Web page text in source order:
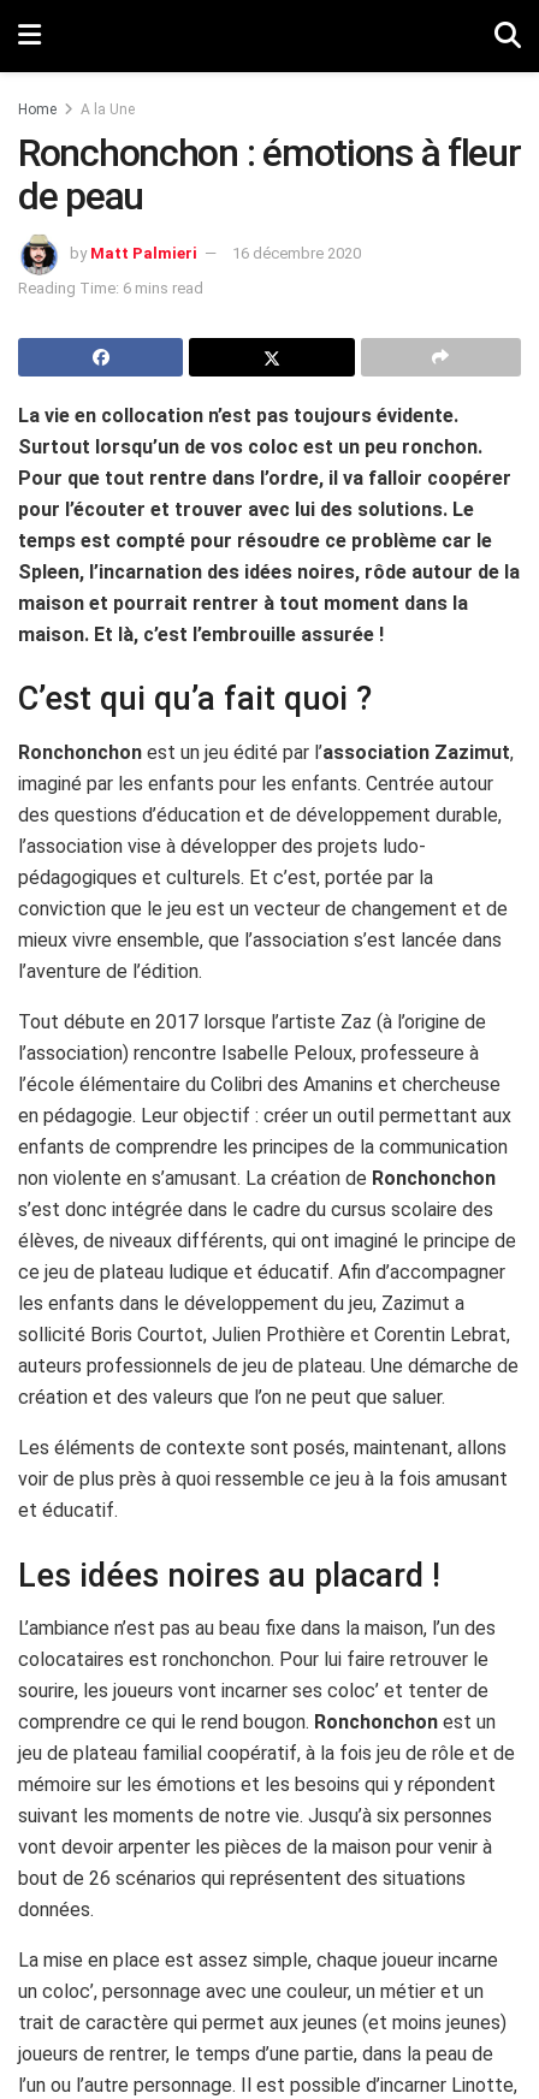
Home A la Une
Ronchonchon : émotions à fleur
de peau
by Matt Palmieri
16 décembre 2020
Reading Time: 6 mins read
La vie en collocation n’est pas toujours évidente.
Surtout lorsqu’un de vos coloc est un peu ronchon.
Pour que tout rentre dans l’ordre, il va falloir coopérer
pour l’écouter et trouver avec lui des solutions. Le
temps est compté pour résoudre ce problème car le
Spleen, l’incarnation des idées noires, rôde autour de la
maison et pourrait rentrer à tout moment dans la
maison. Et là, c’est l’embrouille assurée !
C’est qui qu’a fait quoi ?
Ronchonchon est un jeu édité par l’association Zazimut,
imaginé par les enfants pour les enfants. Centrée autour
des questions d’éducation et de développement durable,
l’association vise à développer des projets ludo-
pédagogiques et culturels. Et c’est, portée par la
conviction que le jeu est un vecteur de changement et de
mieux vivre ensemble, que l’association s’est lancée dans
l’aventure de l’édition.
Tout débute en 2017 lorsque l’artiste Zaz (à l’origine de
l’association) rencontre Isabelle Peloux, professeure à
l’école élémentaire du Colibri des Amanins et chercheuse
en pédagogie. Leur objectif : créer un outil permettant aux
enfants de comprendre les principes de la communication
non violente en s’amusant. La création de Ronchonchon
s’est donc intégrée dans le cadre du cursus scolaire des
élèves, de niveaux différents, qui ont imaginé le principe de
ce jeu de plateau ludique et éducatif. Afin d’accompagner
les enfants dans le développement du jeu, Zazimut a
sollicité Boris Courtot, Julien Prothière et Corentin Lebrat,
auteurs professionnels de jeu de plateau. Une démarche de
création et des valeurs que l’on ne peut que saluer.
Les éléments de contexte sont posés, maintenant, allons
voir de plus près à quoi ressemble ce jeu à la fois amusant
et éducatif.
Les idées noires au placard !
L’ambiance n’est pas au beau fixe dans la maison, l’un des
colocataires est ronchonchon. Pour lui faire retrouver le
sourire, les joueurs vont incarner ses coloc’ et tenter de
comprendre ce qui le rend bougon. Ronchonchon est un
jeu de plateau familial coopératif, à la fois jeu de rôle et de
mémoire sur les émotions et les besoins qui y répondent
suivant les moments de notre vie. Jusqu’à six personnes
vont devoir arpenter les pièces de la maison pour venir à
bout de 26 scénarios qui représentent des situations
données.
La mise en place est assez simple, chaque joueur incarne
un coloc’, personnage avec une couleur, un métier et un
trait de caractère qui permet aux jeunes (et moins jeunes)
joueurs de rentrer, le temps d’une partie, dans la peau de
l’un ou l’autre personnage. Il est possible d’incarner Linotte,